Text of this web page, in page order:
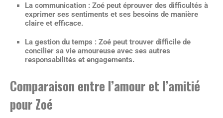
La communication : Zoé peut éprouver des difficultés à
exprimer ses sentiments et ses besoins de manière
claire et efficace.
La gestion du temps : Zoé peut trouver difficile de
concilier sa vie amoureuse avec ses autres
responsabilités et engagements.
Comparaison entre l’amour et l’amitié
pour Zoé